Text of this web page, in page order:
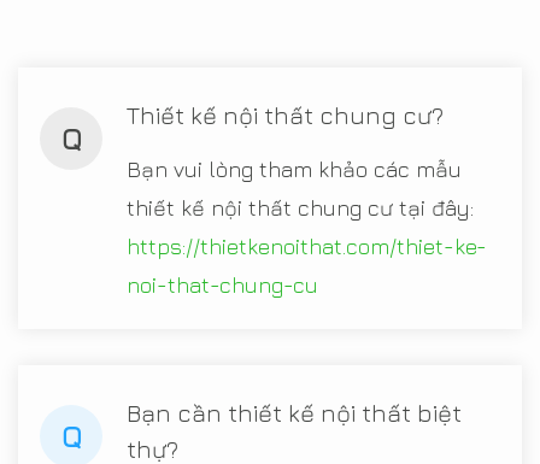
Q
Thiết kế nội thất chung cư?
Bạn vui lòng tham khảo các mẫu
thiết kế nội thất chung cư tại đây:
https://thietkenoithat.com/thiet-ke-
noi-that-chung-cu
Q
Bạn cần thiết kế nội thất biệt
thự?